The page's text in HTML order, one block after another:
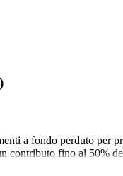
a fondo perduto
contributo fino al 50%